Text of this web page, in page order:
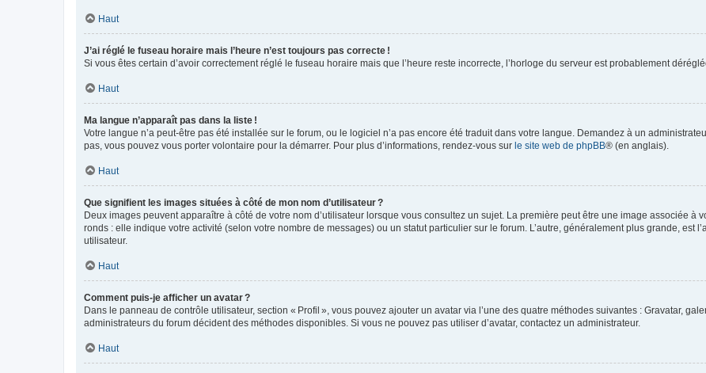
Haut
J’ai réglé le fuseau horaire mais l’heure n’est toujours pas correcte !
Si vous êtes certain d’avoir correctement réglé le fuseau horaire mais que l’heure reste incorrecte, l’horloge du serveur est probablement
Haut
Ma langue n’apparaît pas dans la liste !
Votre langue n’a peut-être pas été installée sur le forum, ou le logiciel n’a pas encore été traduit dans votre langue. Demandez à un
pas, vous pouvez vous porter volontaire pour la démarrer. Pour plus d’informations, rendez-vous sur le site web de phpBB® (en anglais).
Haut
Que signifient les images situées à côté de mon nom d’utilisateur ?
Deux images peuvent apparaître à côté de votre nom d’utilisateur lorsque vous consultez un sujet. La première peut être une image associée à
ronds : elle indique votre activité (selon votre nombre de messages) ou un statut particulier sur le forum. L’autre, généralement plus grande, est
utilisateur.
Haut
Comment puis-je afficher un avatar ?
Dans le panneau de contrôle utilisateur, section « Profil », vous pouvez ajouter un avatar via l’une des quatre méthodes suivantes : Gravatar,
administrateurs du forum décident des méthodes disponibles. Si vous ne pouvez pas utiliser d’avatar, contactez un administrateur.
Haut